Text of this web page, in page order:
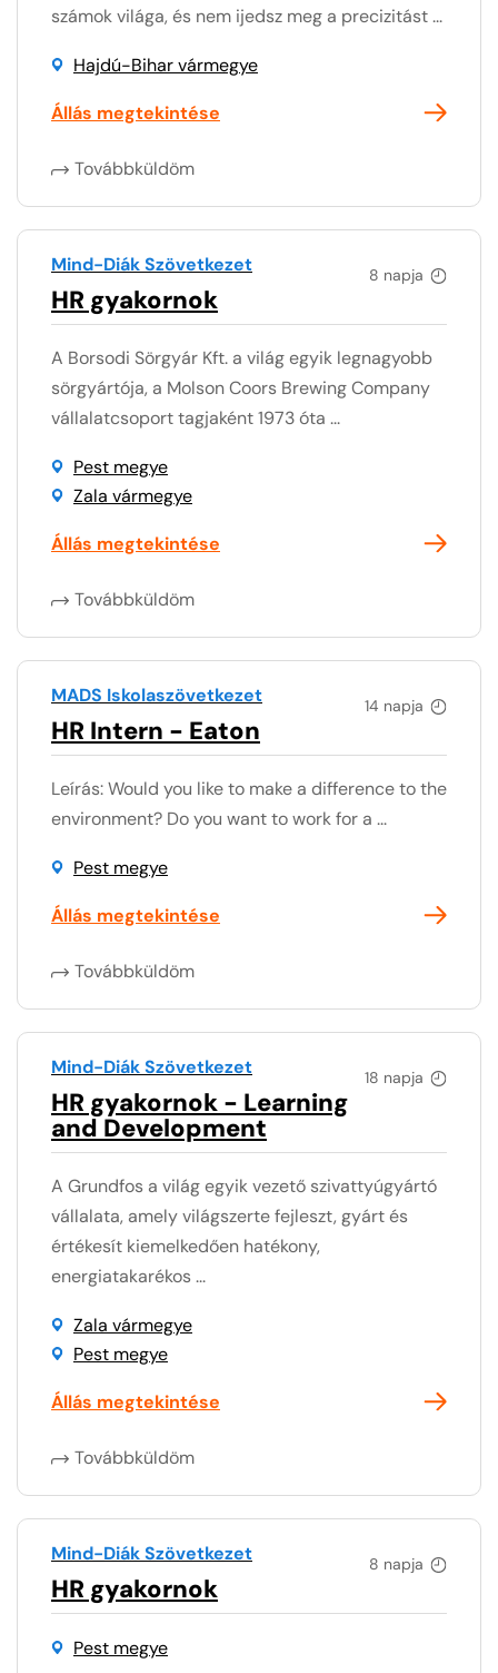
számok világa, és nem ijedsz meg a precizitást ...
Hajdú-Bihar vármegye
Állás megtekintése
Továbbküldöm
8 napja
Mind-Diák Szövetkezet
HR gyakornok
A Borsodi Sörgyár Kft. a világ egyik legnagyobb
sörgyártója, a Molson Coors Brewing Company
vállalatcsoport tagjaként 1973 óta ...
Pest megye
Zala vármegye
Állás megtekintése
Továbbküldöm
14 napja
MADS Iskolaszövetkezet
HR Intern - Eaton
Leírás: Would you like to make a difference to the
environment? Do you want to work for a ...
Pest megye
Állás megtekintése
Továbbküldöm
18 napja
Mind-Diák Szövetkezet
HR gyakornok - Learning
and Development
A Grundfos a világ egyik vezető szivattyúgyártó
vállalata, amely világszerte fejleszt, gyárt és
értékesít kiemelkedően hatékony,
energiatakarékos ...
Zala vármegye
Pest megye
Állás megtekintése
Továbbküldöm
8 napja
Mind-Diák Szövetkezet
HR gyakornok
Pest megye